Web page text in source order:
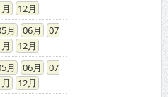
12
06
07
12
06
07
12